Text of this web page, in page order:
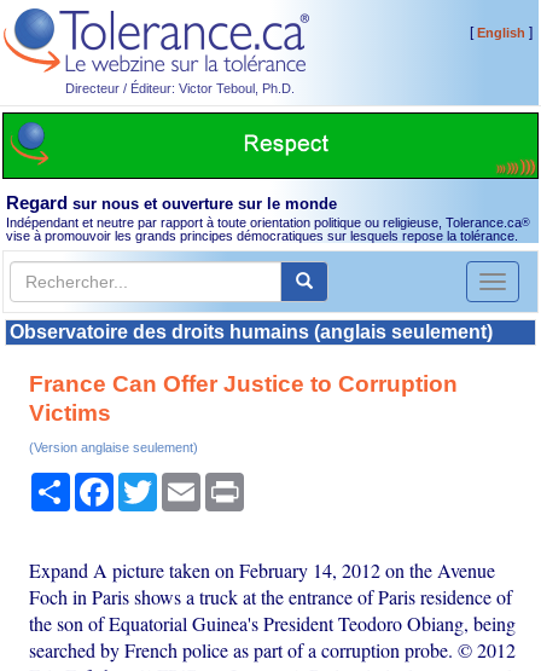
Directeur / Éditeur: Victor Teboul, Ph.D.
[English ]
Regard sur nous et ouverture sur le monde
Indépendant et neutre par rapport à toute orientation politique ou religieuse, Tolerance.ca®
vise à promouvoir les grands principes démocratiques sur lesquels repose la tolérance.
Toggle
Observatoire des droits humains (anglais seulement)
France Can Offer Justice to Corruption
Victims
(Version anglaise seulement)
PartagerFacebook
TwitterEmail
Expand A picture taken on February 14, 2012 on the Avenue
Foch in Paris shows a truck at the entrance of Paris residence of
the son of Equatorial Guinea's President Teodoro Obiang, being
searched by French police as part of a corruption probe. © 2012